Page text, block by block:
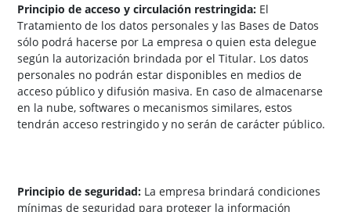
Principio de acceso y circulación restringida: El
Tratamiento de los datos personales y las Bases de Datos
sólo podrá hacerse por La empresa o quien esta delegue
según la autorización brindada por el Titular. Los datos
personales no podrán estar disponibles en medios de
acceso público y difusión masiva. En caso de almacenarse
en la nube, softwares o mecanismos similares, estos
tendrán acceso restringido y no serán de carácter público.
Principio de seguridad: La empresa brindará condiciones
mínimas de seguridad para proteger la información